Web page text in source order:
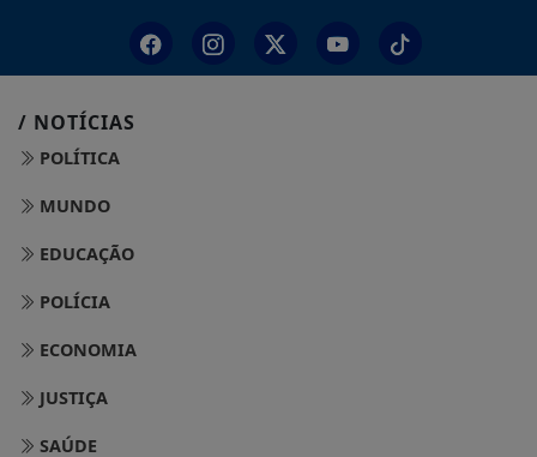
/ NOTÍCIAS
POLÍTICA
MUNDO
EDUCAÇÃO
POLÍCIA
ECONOMIA
JUSTIÇA
SAÚDE